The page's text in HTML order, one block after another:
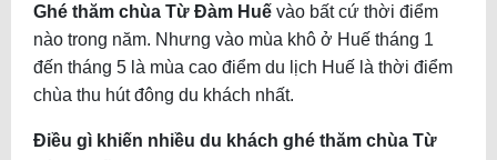
Ghé thăm chùa Từ Đàm Huế vào bất cứ thời điểm
nào trong năm. Nhưng vào mùa khô ở Huế tháng 1
đến tháng 5 là mùa cao điểm du lịch Huế là thời điểm
chùa thu hút đông du khách nhất.
Điều gì khiến nhiều du khách ghé thăm chùa Từ